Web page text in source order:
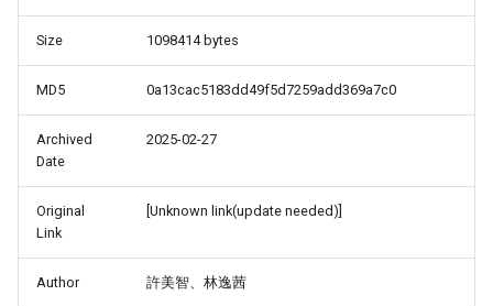
Size 1098414 bytes
MD5 0a13cac5183dd49f5d7259add369a7c0
Archived
Date
2025-02-27
Original
Link
[Unknown link(update needed)]
Author 許美智、林逸茜